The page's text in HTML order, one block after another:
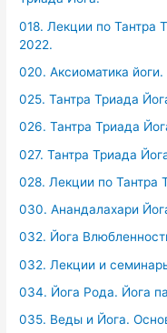
018. Лекции по
2022.
020. Аксиоматика
025. Тантра Триада
026. Тантра Триада
027. Тантра Триада
028. Лекции по Тантра
030. Анандалахари
032. Йога
032. Лекции и
034. Йога Рода. Йога
035. Веды и Йога.